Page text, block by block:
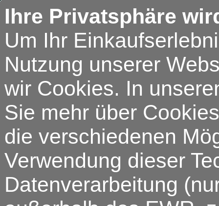
Ihre Privatsphäre
Um Ihr
Nutzung unserer
wir Cookies. In
Sie mehr über
die verschiedenen
Verwendung dieser
Datenverarbeitung